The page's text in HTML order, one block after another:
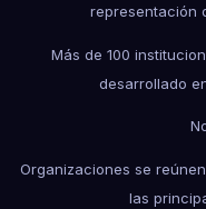
representación
Más de 100
desarrollado
Organizaciones se
las